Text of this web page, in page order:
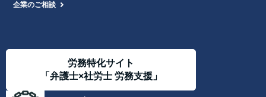
企業のご相談
労務特化サイト
「弁護士×社労士 労務支援」